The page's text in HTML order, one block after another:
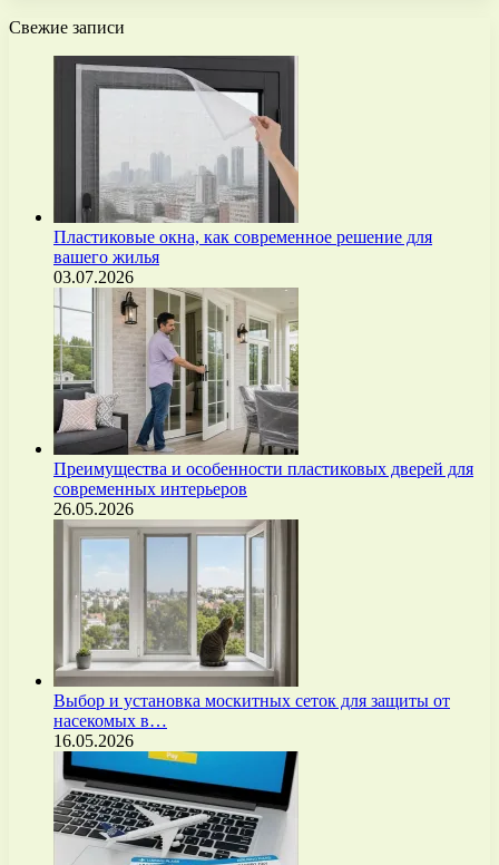
Свежие записи
Пластиковые окна, как современное решение для
вашего жилья
03.07.2026
Преимущества и особенности пластиковых дверей для
современных интерьеров
26.05.2026
Выбор и установка москитных сеток для защиты от
насекомых в…
16.05.2026